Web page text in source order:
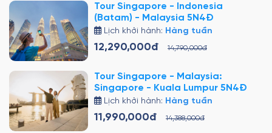
Tour Singapore - Indonesia
(Batam) - Malaysia 5N4Đ
Lịch khởi hành: Hàng tuần
12,290,000đ 14,790,000đ
Tour Singapore - Malaysia:
Singapore - Kuala Lumpur 5N4Đ
Lịch khởi hành: Hàng tuần
11,990,000đ 14,388,000đ